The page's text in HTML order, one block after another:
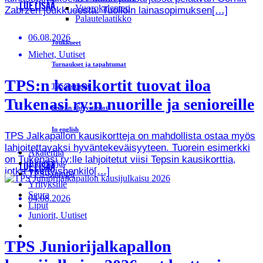
Vuorokalenteri
Palautelaatikko
Joukkueet
Turnaukset ja tapahtumat
TPS:n ottelut
Seuran yhteystiedot
In english
Akatemia
Juttusarjat
TPS-kauppa
Yrityksille
Seura
Liput
Zabrzen joukkueesta. Tuolloin lainasopimuksen[…]
LUE LISÄÄ
06.08.2026
Miehet, Uutiset
TPS:n kausikortit tuovat iloa
Tukenasi ry:n nuorille ja senioreille
TPS Jalkapallon kausikortteja on mahdollista ostaa myös
lahjoitettavaksi hyväntekeväisyyteen. Tuorein esimerkki
on Tukenasi ry:lle lahjoitetut viisi Tepsin kausikorttia,
jotka yksityishenkilö[…]
LUE LISÄÄ
04.08.2026
Juniorit, Uutiset
TPS Juniorijalkapallon